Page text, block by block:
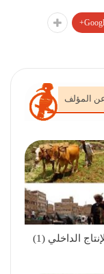
عن المؤلف
الداخلي (1)